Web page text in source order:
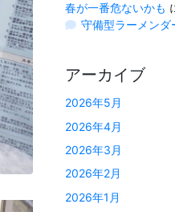
春が一番危ないかも
守備型ラーメンダ
アーカイブ
2026年5月
2026年4月
2026年3月
2026年2月
2026年1月